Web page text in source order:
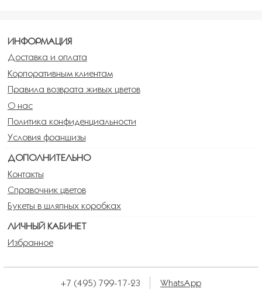
ИНФОРМАЦИЯ
Доставка и оплата
Корпоративным клиентам
Правила возврата живых цветов
О нас
Политика конфиденциальности
Условия франшизы
ДОПОЛНИТЕЛЬНО
Контакты
Справочник цветов
Букеты в шляпных коробках
ЛИЧНЫЙ КАБИНЕТ
Избранное
+7 (495) 799-17-23 WhatsApp